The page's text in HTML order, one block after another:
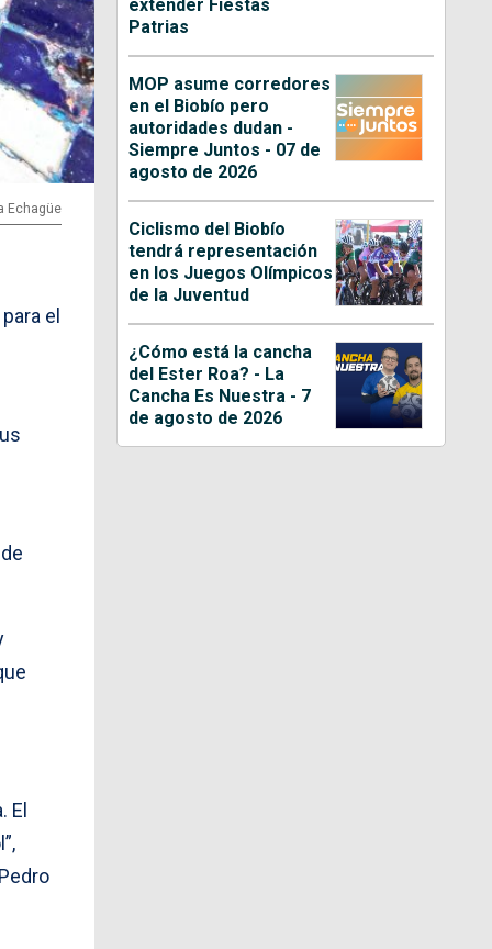
Echagüe
el
El
extender Fiestas
Patrias
MOP asume corredores
en el Biobío pero
autoridades dudan -
Siempre Juntos - 07 de
agosto de 2026
Ciclismo del Biobío
tendrá representación
en los Juegos Olímpicos
de la Juventud
¿Cómo está la cancha
del Ester Roa? - La
Cancha Es Nuestra - 7
de agosto de 2026